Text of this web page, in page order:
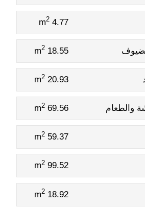
4.77 m
2
18.55 m
2
20.93 m
2
والطعام 69.56 m
2
59.37 m
2
99.52 m
2
18.92 m
2